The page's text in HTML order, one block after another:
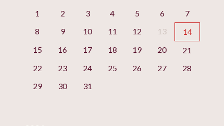
1
2 3 4 5 6
7
8
9 10 11 12 13
14
15
16 17 18 19 20
21
22
23 24 25 26 27
28
29
30 31